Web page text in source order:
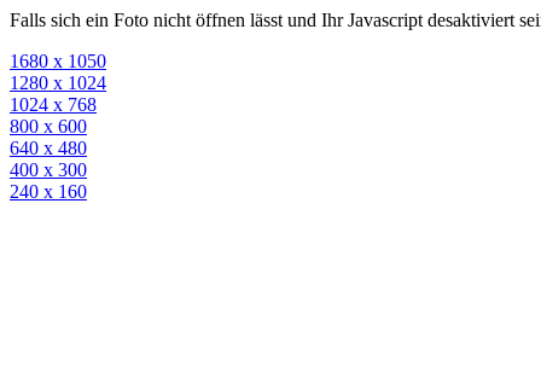
Falls sich ein Foto nicht öffnen lässt und Ihr Javascript desaktiviert
1680 x 1050
1280 x 1024
1024 x 768
800 x 600
640 x 480
400 x 300
240 x 160